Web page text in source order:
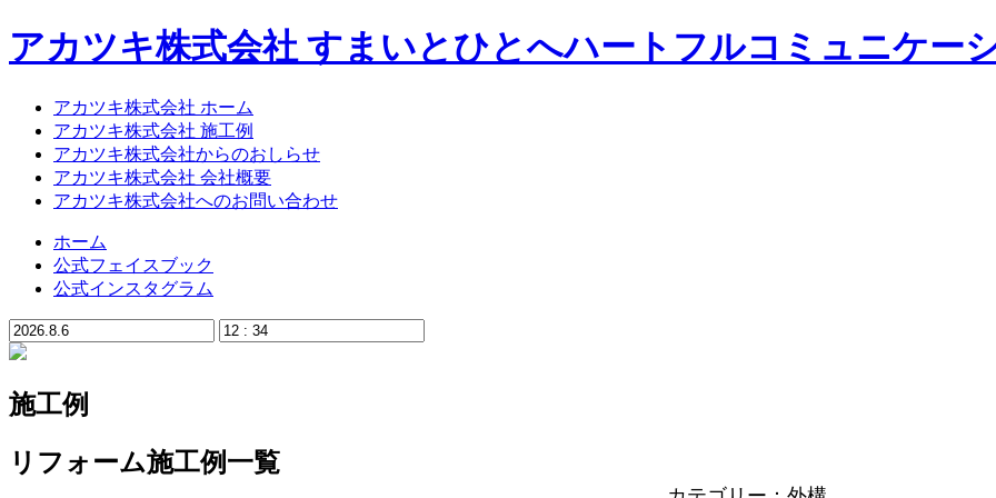
アカツキ株式会社 すまいとひとへハートフルコミュニケー
アカツキ株式会社 ホーム
アカツキ株式会社 施工例
アカツキ株式会社からのおしらせ
アカツキ株式会社 会社概要
アカツキ株式会社へのお問い合わせ
ホーム
公式フェイスブック
公式インスタグラム
施工例
リフォーム施工例一覧